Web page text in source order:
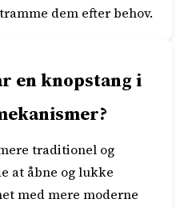
dem efter behov.
en knopstang i
traditionel og
at åbne og lukke
med mere moderne